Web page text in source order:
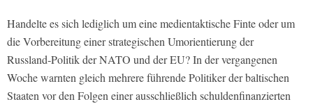
Handelte es sich lediglich um eine medientaktische Finte oder um
die Vorbereitung einer strategischen Umorientierung der
Russland‑Politik der NATO und der EU? In der vergangenen
Woche warnten gleich mehrere führende Politiker der baltischen
Staaten vor den Folgen einer ausschließlich schuldenfinanzierten